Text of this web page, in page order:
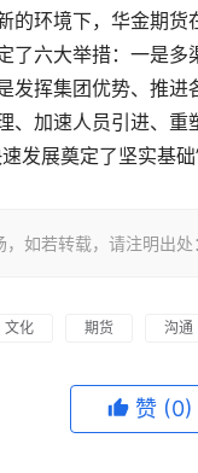
环境下，华金期货
了六大举措：一是
发挥集团优势、推
、加速人员引进、
发展奠定了坚实基础”
，如若转载，请注明
文化 期货 沟通
赞 (0)